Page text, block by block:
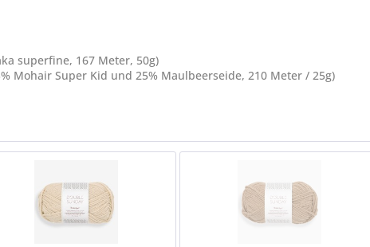
superfine, 167 Meter, 50g)
Mohair Super Kid und 25% Maulbeerseide, 210 Meter / 25g)